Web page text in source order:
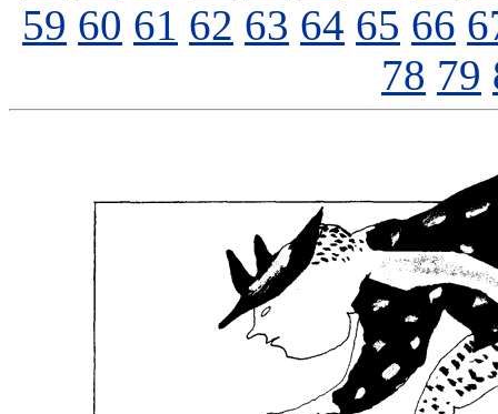
59 60 61 62 63 64 65 66
78 79